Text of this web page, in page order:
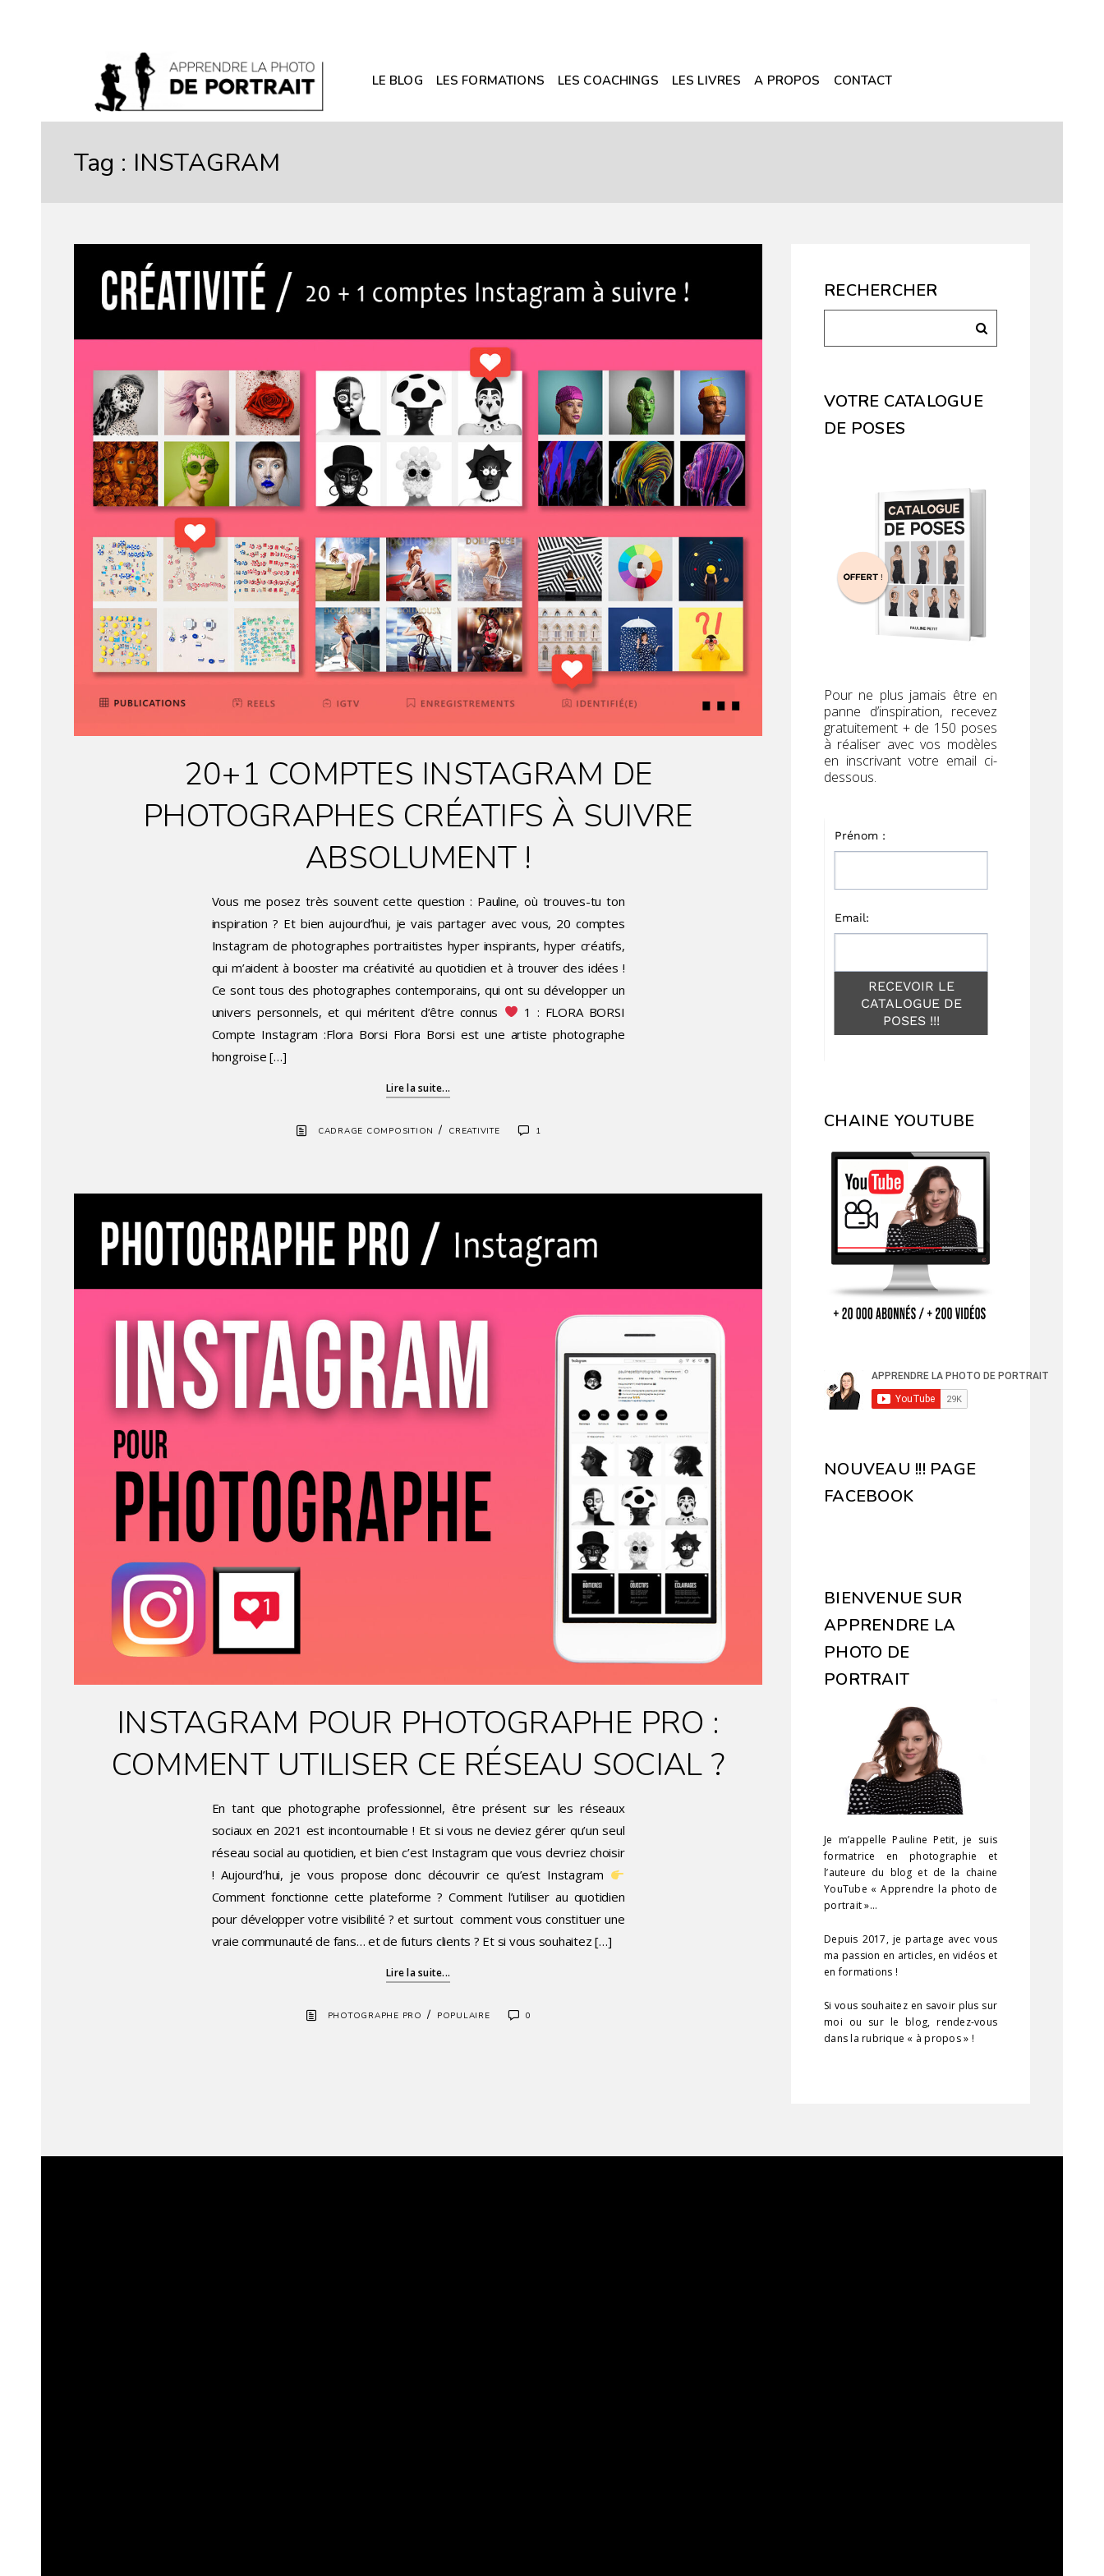
LE BLOG LES FORMATIONS LES COACHINGS LES LIVRES A PROPOS CONTACT
Tag : INSTAGRAM
20+1 COMPTES INSTAGRAM DE
PHOTOGRAPHES CRÉATIFS À SUIVRE
ABSOLUMENT !
Vous me posez très souvent cette question : Pauline, où trouves-tu ton
inspiration ? Et bien aujourd’hui, je vais partager avec vous, 20 comptes
Instagram de photographes portraitistes hyper inspirants, hyper créatifs,
qui m’aident à booster ma créativité au quotidien et à trouver des idées !
Ce sont tous des photographes contemporains, qui ont su développer un
univers personnels, et qui méritent d’être connus
1 : FLORA BORSI
Compte Instagram :Flora Borsi Flora Borsi est une artiste photographe
hongroise […]
Lire la suite...
CADRAGE COMPOSITION / CREATIVITE 1
INSTAGRAM POUR PHOTOGRAPHE PRO :
COMMENT UTILISER CE RÉSEAU SOCIAL ?
En tant que photographe professionnel, être présent sur les réseaux
sociaux en 2021 est incontournable ! Et si vous ne deviez gérer qu’un seul
réseau social au quotidien, et bien c’est Instagram que vous devriez choisir
! Aujourd’hui, je vous propose donc découvrir ce qu’est Instagram
Comment fonctionne cette plateforme ? Comment l’utiliser au quotidien
pour développer votre visibilité ? et surtout comment vous constituer une
vraie communauté de fans… et de futurs clients ? Et si vous souhaitez […]
Lire la suite...
PHOTOGRAPHE PRO / POPULAIRE 0
RECHERCHER
VOTRE CATALOGUE
DE POSES
Pour ne plus jamais être en
panne d’inspiration, recevez
gratuitement + de 150 poses
à réaliser avec vos modèles
en inscrivant votre email ci-
dessous.
CHAINE YOUTUBE
NOUVEAU !!! PAGE
FACEBOOK
BIENVENUE SUR
APPRENDRE LA
PHOTO DE
PORTRAIT
Je m’appelle Pauline Petit, je suis
formatrice en photographie et
l’auteure du blog et de la chaine
YouTube « Apprendre la photo de
portrait »…
Depuis 2017, je partage avec vous
ma passion en articles, en vidéos et
en formations !
Si vous souhaitez en savoir plus sur
moi ou sur le blog, rendez-vous
dans la rubrique « à propos » !